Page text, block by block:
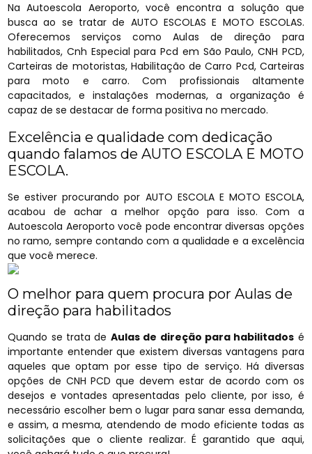
Na Autoescola Aeroporto, você encontra a solução que
busca ao se tratar de AUTO ESCOLAS E MOTO ESCOLAS.
Oferecemos serviços como Aulas de direção para
habilitados, Cnh Especial para Pcd em São Paulo, CNH PCD,
Carteiras de motoristas, Habilitação de Carro Pcd, Carteiras
para moto e carro. Com profissionais altamente
capacitados, e instalações modernas, a organização é
capaz de se destacar de forma positiva no mercado.
Excelência e qualidade com dedicação
quando falamos de AUTO ESCOLA E MOTO
ESCOLA.
Se estiver procurando por AUTO ESCOLA E MOTO ESCOLA,
acabou de achar a melhor opção para isso. Com a
Autoescola Aeroporto você pode encontrar diversas opções
no ramo, sempre contando com a qualidade e a excelência
que você merece.
O melhor para quem procura por Aulas de
direção para habilitados
Quando se trata de Aulas de direção para habilitados é
importante entender que existem diversas vantagens para
aqueles que optam por esse tipo de serviço. Há diversas
opções de CNH PCD que devem estar de acordo com os
desejos e vontades apresentadas pelo cliente, por isso, é
necessário escolher bem o lugar para sanar essa demanda,
e assim, a mesma, atendendo de modo eficiente todas as
solicitações que o cliente realizar. É garantido que aqui,